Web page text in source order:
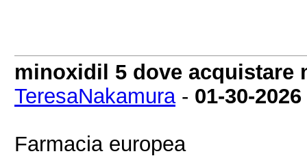
minoxidil 5 dove acquistare
TeresaNakamura- 01-30-2026
Farmacia europea